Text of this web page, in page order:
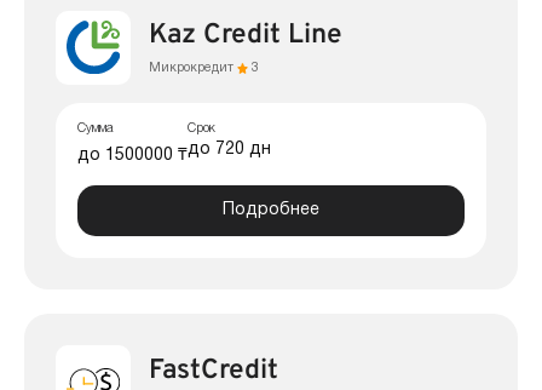
Kaz Credit Line
Микрокредит 3
Сумма
до 1500000 ₸
Срок
до 720 дн
Подробнее
FastCredit